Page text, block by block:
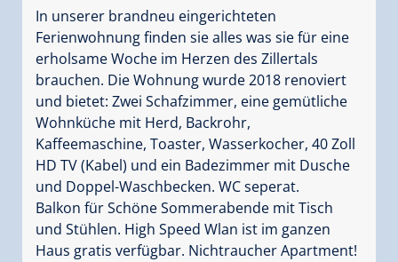
In unserer brandneu eingerichteten
Ferienwohnung finden sie alles was sie für eine
erholsame Woche im Herzen des Zillertals
brauchen. Die Wohnung wurde 2018 renoviert
und bietet: Zwei Schafzimmer, eine gemütliche
Wohnküche mit Herd, Backrohr,
Kaffeemaschine, Toaster, Wasserkocher, 40 Zoll
HD TV (Kabel) und ein Badezimmer mit Dusche
und Doppel-Waschbecken. WC seperat.
Balkon für Schöne Sommerabende mit Tisch
und Stühlen. High Speed Wlan ist im ganzen
Haus gratis verfügbar. Nichtraucher Apartment!